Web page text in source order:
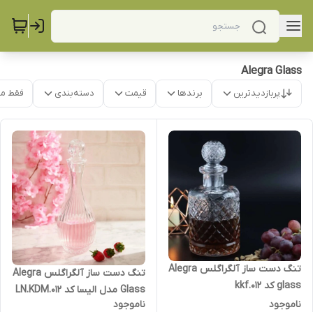
Alegra Glass
پربازدیدترین برندها قیمت دسته‌بندی فقط
تنگ دست ساز آلگراگلس Alegra
glass کد kkf.012
ناموجود
تنگ دست ساز آلگراگلس Alegra
Glass مدل الیسا کد LN.KDM.012
ناموجود